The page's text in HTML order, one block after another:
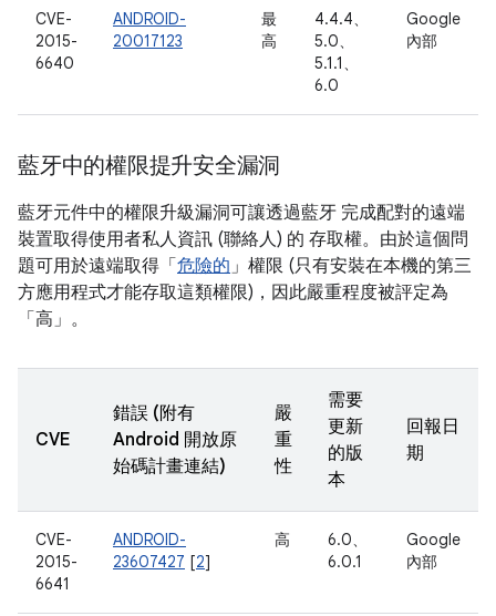
CVE-
2015-
6640
ANDROID-
20017123
最
高
4.4.4、
5.0、
5.1.1、
6.0
Google
內部
藍牙中的權限提升安全漏洞
藍牙元件中的權限升級漏洞可讓透過藍牙 完成配對的遠端
裝置取得使用者私人資訊 (聯絡人) 的 存取權。由於這個問
題可用於遠端取得「 危險的」權限 (只有安裝在本機的第三
方應用程式才能存取這類權限)，因此嚴重程度被評定為
「高」。
CVE
錯誤 (附有
Android 開放原
始碼計畫連結)
嚴
重
性
需要
更新
的版
本
回報日
期
CVE-
2015-
6641
ANDROID-
23607427 [2]
高
6.0、
6.0.1
Google
內部